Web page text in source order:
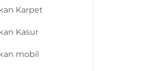
Karpet
Kasur
mobil